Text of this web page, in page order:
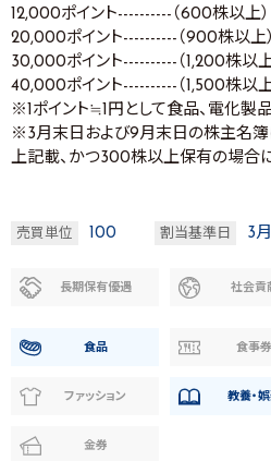
12,000ポイント----------（600株以上）
20,000ポイント----------（900株以上）
30,000ポイント----------（1,200株以上
40,000ポイント----------（1,500株以上
※1ポイント≒1円として食品、電化製
※3月末日および9月末日の株主名
上記載、かつ300株以上保有の場合に
売買単位 100 割当基準日 3
長期保有優遇 社会貢
食品 食事券
ファッション 教養・
金券